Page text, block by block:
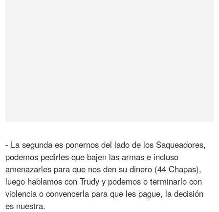
- La segunda es ponernos del lado de los Saqueadores,
podemos pedirles que bajen las armas e incluso
amenazarles para que nos den su dinero (44 Chapas),
luego hablamos con Trudy y podemos o terminarlo con
violencia o convencerla para que les pague, la decisión
es nuestra.